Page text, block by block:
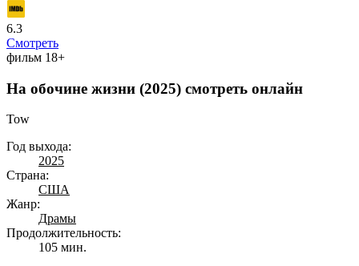
6.3
Смотреть
фильм 18+
На обочине жизни (2025) смотреть онлайн
Tow
Год выхода:
2025
Страна:
США
Жанр:
Драмы
Продолжительность:
105 мин.